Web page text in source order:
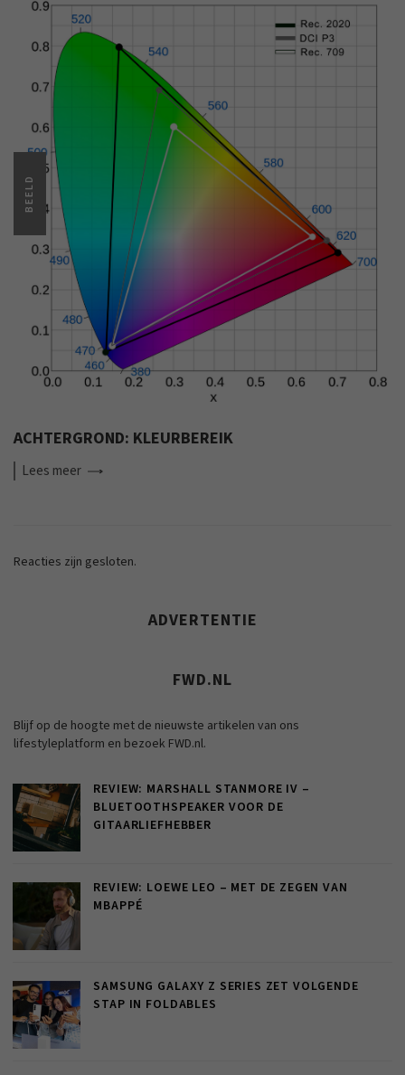
BEELD
ACHTERGROND: KLEURBEREIK
Lees meer
Reacties zijn gesloten.
ADVERTENTIE
FWD.NL
Blijf op de hoogte met de nieuwste artikelen van ons
lifestyleplatform en bezoek FWD.nl.
REVIEW: MARSHALL STANMORE IV –
BLUETOOTHSPEAKER VOOR DE
GITAARLIEFHEBBER
REVIEW: LOEWE LEO – MET DE ZEGEN VAN
MBAPPÉ
SAMSUNG GALAXY Z SERIES ZET VOLGENDE
STAP IN FOLDABLES